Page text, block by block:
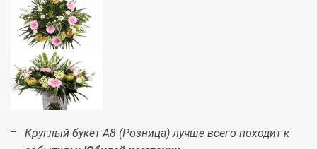
Круглый букет А8 (Розница) лучше всего походит к